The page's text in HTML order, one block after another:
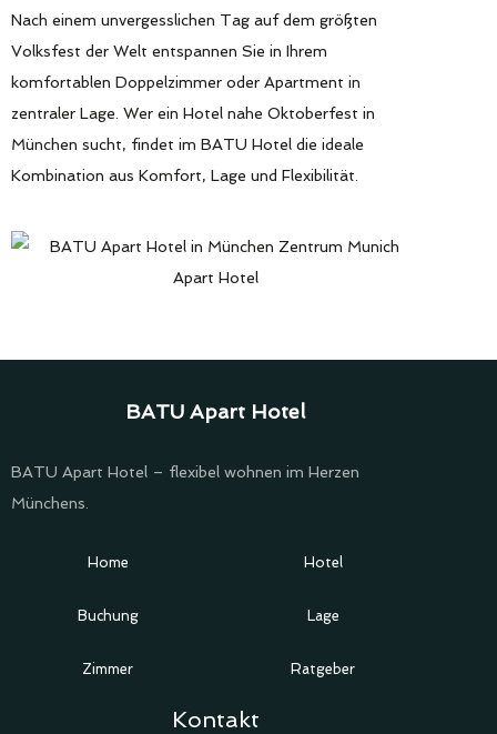
Nach einem unvergesslichen Tag auf dem größten
Volksfest der Welt entspannen Sie in Ihrem
komfortablen Doppelzimmer oder Apartment in
zentraler Lage. Wer ein Hotel nahe Oktoberfest in
München sucht, findet im BATU Hotel die ideale
Kombination aus Komfort, Lage und Flexibilität.
BATU Apart Hotel
BATU Apart Hotel – flexibel wohnen im Herzen
Münchens.
Home
Buchung
Zimmer
Hotel
Lage
Ratgeber
Kontakt